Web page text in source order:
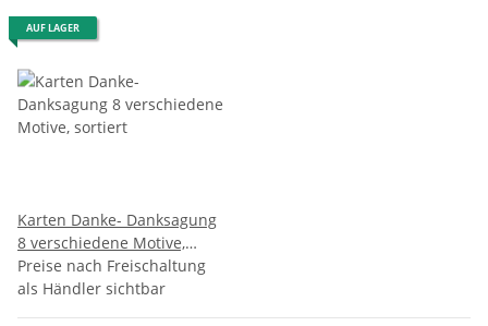
AUF LAGER
Karten Danke- Danksagung
8 verschiedene Motive,
sortiert
Preise nach Freischaltung
als Händler sichtbar